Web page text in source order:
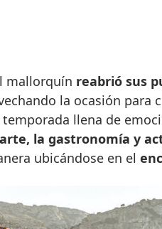
mallorquín reabrió sus
la ocasión para
llena de
la gastronomía y
ubicándose en el